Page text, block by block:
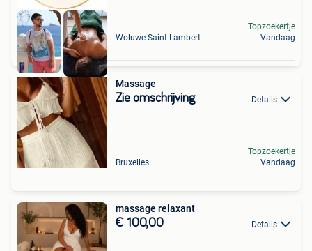
Woluwe-Saint-Lambert
Topzoekertje
Vandaag
Massage
Zie omschrijving Details
Bruxelles
Topzoekertje
Vandaag
massage relaxant
€ 100,00 Details